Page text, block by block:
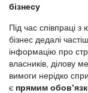
бізнесу
Під час співпраці
бізнес дедалі
інформацію про
власників, ділову
вимоги нерідко
є прямим